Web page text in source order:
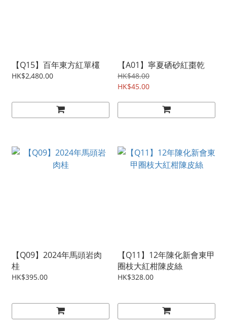
【Q15】百年東方紅單欉
HK$2,480.00
【A01】寧夏硒砂紅棗乾
HK$48.00
HK$45.00
【Q09】2024年馬頭岩肉
桂
HK$395.00
【Q11】12年陳化新會東甲
圈枝大紅柑陳皮絲
HK$328.00